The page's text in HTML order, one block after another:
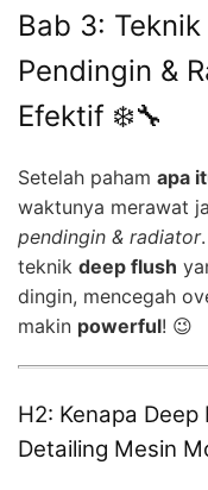
Bab 3:
Pendingin &
Efektif ❄️🔧
Setelah paham apa
waktunya merawat
pendingin & radiator
teknik deep flush
dingin, mencegah
makin powerful! 😉
H2: Kenapa
Detailing Mesin